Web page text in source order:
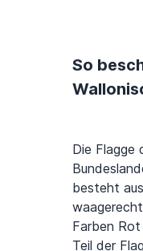
So
Die Flagge
besteht
Farben
Teil der